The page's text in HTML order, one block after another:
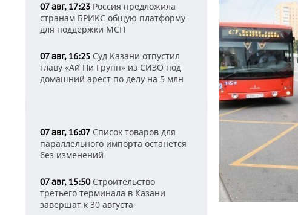
07 авг, 17:23 Россия предложила
странам БРИКС общую платформу
для поддержки МСП
07 авг, 16:25 Суд Казани отпустил
главу «Ай Пи Групп» из СИЗО под
домашний арест по делу на 5 млн
07 авг, 16:07 Список товаров для
параллельного импорта останется
без изменений
07 авг, 15:50Строительство
третьего терминала в Казани
завершат к 30 августа